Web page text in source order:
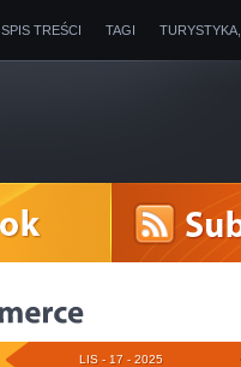
SPIS TREŚCI TAGI
LIS - 17 - 2025